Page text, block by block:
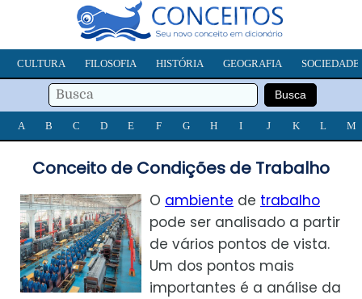
CULTURA FILOSOFIA HISTÓRIA GEOGRAFIA SOCIEDADE
A B C D E F G H I J K L M
Conceito de Condições de Trabalho
O ambiente de trabalho
pode ser analisado a partir
de vários pontos de vista.
Um dos pontos mais
importantes é a análise da